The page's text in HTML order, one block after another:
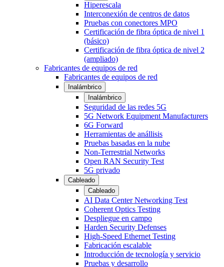
Hiperescala
Interconexión de centros de datos
Pruebas con conectores MPO
Certificación de fibra óptica de nivel 1
(básico)
Certificación de fibra óptica de nivel 2
(ampliado)
Fabricantes de equipos de red
Fabricantes de equipos de red
Inalámbrico
Inalámbrico
Seguridad de las redes 5G
5G Network Equipment Manufacturers
6G Forward
Herramientas de anállisis
Pruebas basadas en la nube
Non-Terrestrial Networks
Open RAN Security Test
5G privado
Cableado
Cableado
AI Data Center Networking Test
Coherent Optics Testing
Despliegue en campo
Harden Security Defenses
High-Speed Ethernet Testing
Fabricación escalable
Introducción de tecnología y servicio
Pruebas y desarrollo